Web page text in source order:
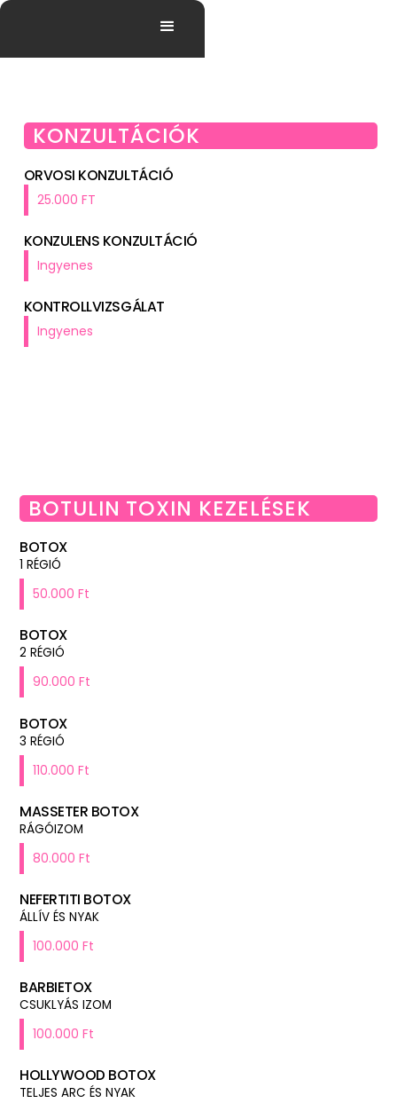
KONZULTÁCIÓK
ORVOSI KONZULTÁCIÓ
25.000 FT
KONZULENS KONZULTÁCIÓ
Ingyenes
KONTROLLVIZSGÁLAT
Ingyenes
BOTULIN TOXIN KEZELÉSEK
BOTOX
1 RÉGIÓ
50.000 Ft
BOTOX
2 RÉGIÓ
90.000 Ft
BOTOX
3 RÉGIÓ
110.000 Ft
MASSETER BOTOX
RÁGÓIZOM
80.000 Ft
NEFERTITI BOTOX
ÁLLÍV ÉS NYAK
100.000 Ft
BARBIETOX
CSUKLYÁS IZOM
100.000 Ft
HOLLYWOOD BOTOX
TELJES ARC ÉS NYAK